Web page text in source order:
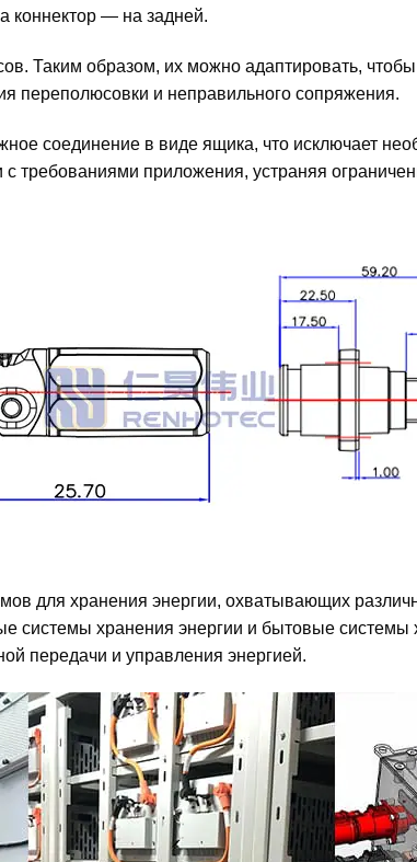
коннектор — на задней.
Таким образом, их можно адаптировать,
переполюсовки и неправильного сопряжения.
соединение в виде ящика, что исключает
требованиями приложения, устраняя
для хранения энергии, охватывающих
системы хранения энергии и бытовые
передачи и управления энергией.